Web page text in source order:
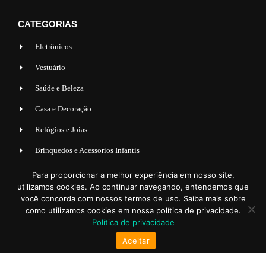
CATEGORIAS
Eletrônicos
Vestuário
Saúde e Beleza
Casa e Decoração
Relógios e Joias
Brinquedos e Acessorios Infantis
Acessorios para Veiculos
Esporte e lazer
© 2023 MUNDSHOP | TODOS OS DIREITOS RESERVADOS.
Para proporcionar a melhor experiência em nosso site,
utilizamos cookies. Ao continuar navegando, entendemos que
você concorda com nossos termos de uso. Saiba mais sobre
como utilizamos cookies em nossa política de privacidade.
Política de privacidade
Aceitar